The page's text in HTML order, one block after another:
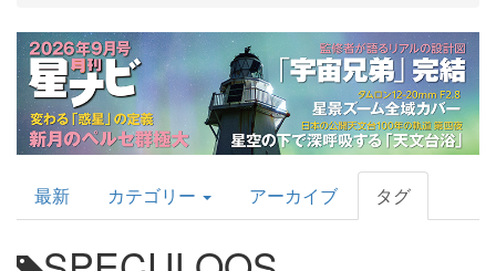
プ
AstroArts
Topics
最新 カテゴリー アーカイブ タグ